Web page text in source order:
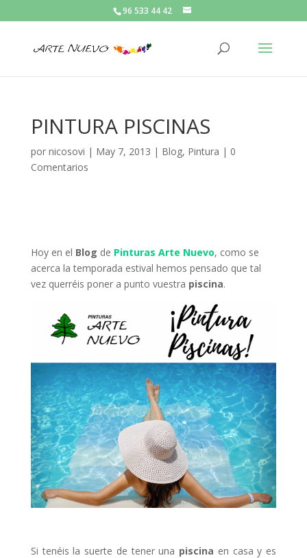
96 533 44 42
PINTURA PISCINAS
por nicosovi | May 7, 2013 | Blog, Pintura | 0
Comentarios
Hoy en el Blog de Pinturas Arte Nuevo, como se
acerca la temporada estival hemos pensado que tal
vez querréis poner a punto vuestra piscina.
Si tenéis la suerte de tener una piscina en casa y es